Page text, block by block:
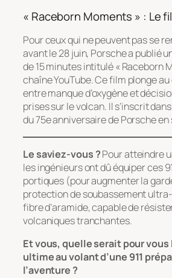
« Raceborn Moments » : Le
Pour ceux qui ne peuvent pas se
avant le 28 juin, Porsche a publié
de 15 minutes intitulé« Raceborn
chaîne YouTube. Ce film plonge
entre manque d’oxygène et
prises sur le volcan. Il s’inscrit
du 75e anniversaire de Porsche
Le saviez-vous ?Pour atteindre
les ingénieurs ont dû équiper ces
portiques (pour augmenter la
protection de soubassement
fibre d’aramide, capable de
volcaniques tranchantes.
Et vous, quelle serait pour
ultime au volant d’une 911
l’aventure ?